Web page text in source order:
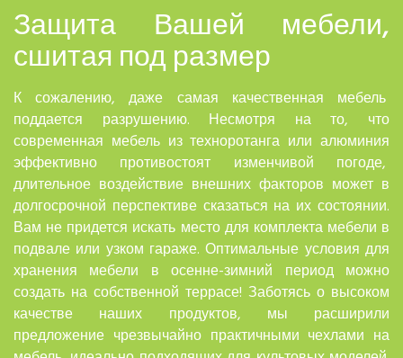
Защита Вашей мебели,
сшитая под размер
К сожалению, даже самая качественная мебель
поддается разрушению. Несмотря на то, что
современная мебель из техноротанга или алюминия
эффективно противостоят изменчивой погоде,
длительное воздействие внешних факторов может в
долгосрочной перспективе сказаться на их состоянии.
Вам не придется искать место для комплекта мебели в
подвале или узком гараже. Оптимальные условия для
хранения мебели в осенне-зимний период можно
создать на собственной террасе! Заботясь о высоком
качестве наших продуктов, мы расширили
предложение чрезвычайно практичными чехлами на